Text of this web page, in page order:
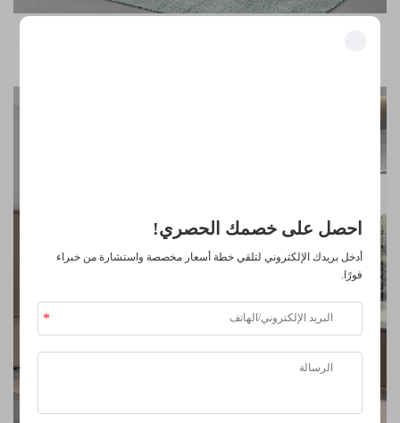
احصل على خصمك الحصري!
أدخل بريدك الإلكتروني لتلقي خطة أسعار مخصصة واستشارة من خبراء
فورًا.